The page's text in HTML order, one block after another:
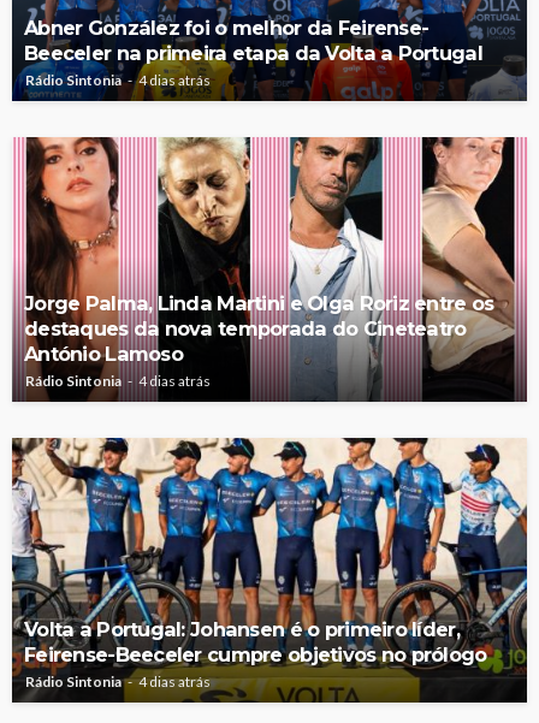
Abner González foi o melhor da Feirense-
Beeceler na primeira etapa da Volta a Portugal
Rádio Sintonia 4 dias atrás
Jorge Palma, Linda Martini e Olga Roriz entre os
destaques da nova temporada do Cineteatro
António Lamoso
Rádio Sintonia 4 dias atrás
Volta a Portugal: Johansen é o primeiro líder,
Feirense-Beeceler cumpre objetivos no prólogo
Rádio Sintonia 4 dias atrás